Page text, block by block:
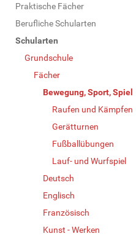
Praktische Fächer
Berufliche Schularten
Schularten
Grundschule
Fächer
Bewegung, Sport, Spiel
Raufen und Kämpfen
Gerätturnen
Fußballübungen
Lauf- und Wurfspiel
Deutsch
Englisch
Französisch
Kunst - Werken